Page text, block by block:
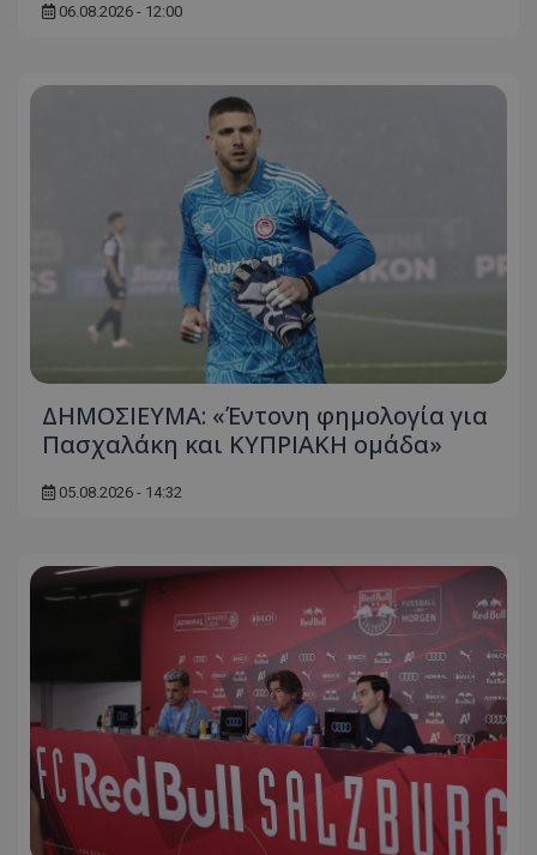
06.08.2026 - 12:00
ΔΗΜΟΣΙΕΥΜΑ: «Έντονη φημολογία για
Πασχαλάκη και ΚΥΠΡΙΑΚΗ ομάδα»
05.08.2026 - 14:32